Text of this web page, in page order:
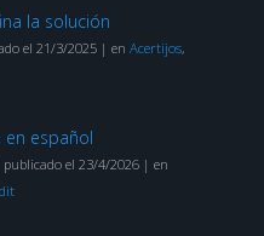
la solución
el 21/3/2025| en Acertijos,
en español
publicado el 23/4/2026| en